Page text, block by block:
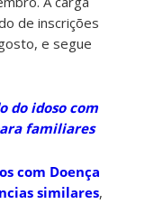
de inscrições
e segue
do idoso com
familiares
com Doença
similares,